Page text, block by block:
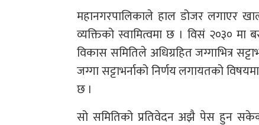
महानगरपालिकाले हाल डोजर लगाएर
व्यक्तिको स्वामित्वमा छ । विसं २०३०
विकास समितिले अधिग्रहित जग्गाभित्र
जग्गा सट्टाभर्नाको निर्णय लगायतको
छ ।
सो समितिको प्रतिवेदन अझै पेस हुन